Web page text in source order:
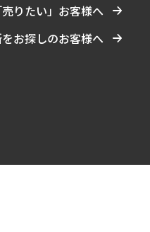
りたい」お客様へ
お探しのお客様へ